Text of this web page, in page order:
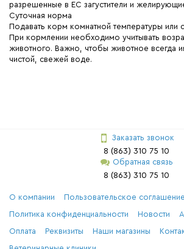
разрешенные в ЕС загустители и
Суточная норма
Подавать корм комнатной температуры или
При кормлении необходимо учитывать
животного. Важно, чтобы животное всегда
чистой, свежей воде.
Заказать звонок
8 (863) 310 75 10
Обратная связь
8 (863) 310 75 10
О компании Пользовательское соглашение
Политика конфиденциальности Новости
Оплата Реквизиты Наши магазины